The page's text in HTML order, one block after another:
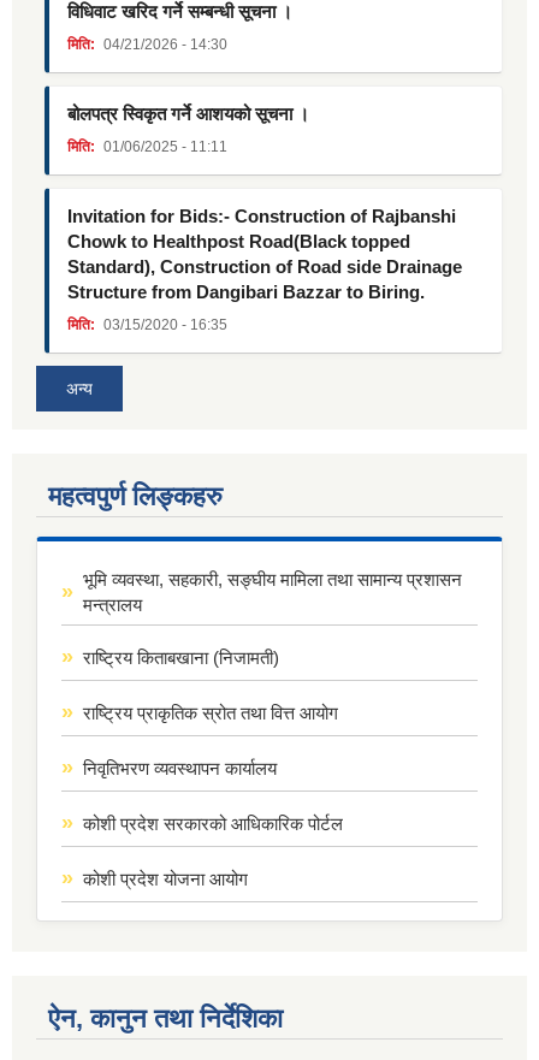
विधिवाट खरिद गर्ने सम्बन्धी सूचना ।
मिति: 04/21/2026 - 14:30
बोलपत्र स्विकृत गर्ने आशयको सूचना ।
मिति: 01/06/2025 - 11:11
Invitation for Bids:- Construction of Rajbanshi
Chowk to Healthpost Road(Black topped
Standard), Construction of Road side Drainage
Structure from Dangibari Bazzar to Biring.
मिति: 03/15/2020 - 16:35
अन्य
महत्वपुर्ण लिङ्कहरु
भूमि व्यवस्था, सहकारी, सङ्घीय मामिला तथा सामान्य प्रशासन
मन्त्रालय
राष्ट्रिय किताबखाना (निजामती)
राष्ट्रिय प्राकृतिक स्रोत तथा वित्त आयोग
निवृतिभरण व्यवस्थापन कार्यालय
कोशी प्रदेश सरकारको आधिकारिक पोर्टल
कोशी प्रदेश योजना आयोग
ऐन, कानुन तथा निर्देशिका